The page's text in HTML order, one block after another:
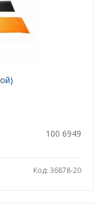
100 6949
Код: 36878-20